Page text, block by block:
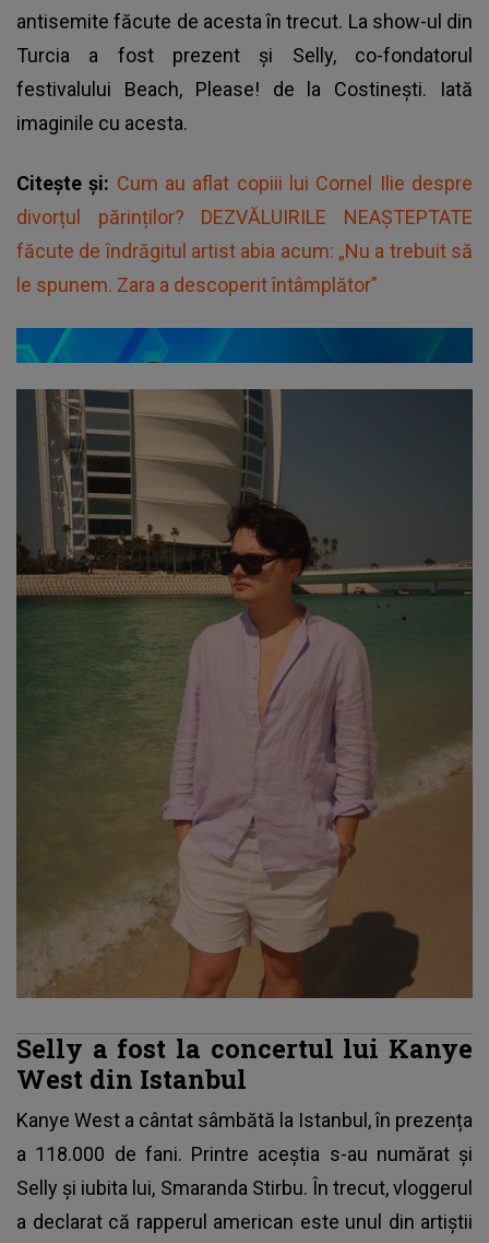
antisemite făcute de acesta în trecut. La show-ul din
Turcia a fost prezent și Selly, co-fondatorul
festivalului Beach, Please! de la Costinești. Iată
imaginile cu acesta.
Citește și: Cum au aflat copiii lui Cornel Ilie despre
divorțul părinților? DEZVĂLUIRILE NEAȘTEPTATE
făcute de îndrăgitul artist abia acum: „Nu a trebuit să
le spunem. Zara a descoperit întâmplător”
Selly a fost la concertul lui Kanye
West din Istanbul
Kanye West a cântat sâmbătă la Istanbul, în prezența
a 118.000 de fani. Printre aceștia s-au numărat și
Selly și iubita lui, Smaranda Stirbu. În trecut, vloggerul
a declarat că rapperul american este unul din artiștii